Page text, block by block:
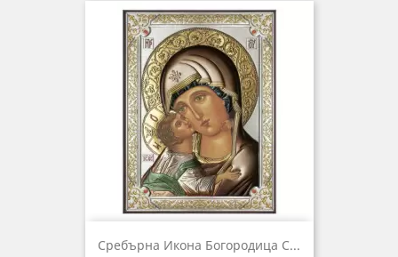
Сребърна Икона Богородица С...